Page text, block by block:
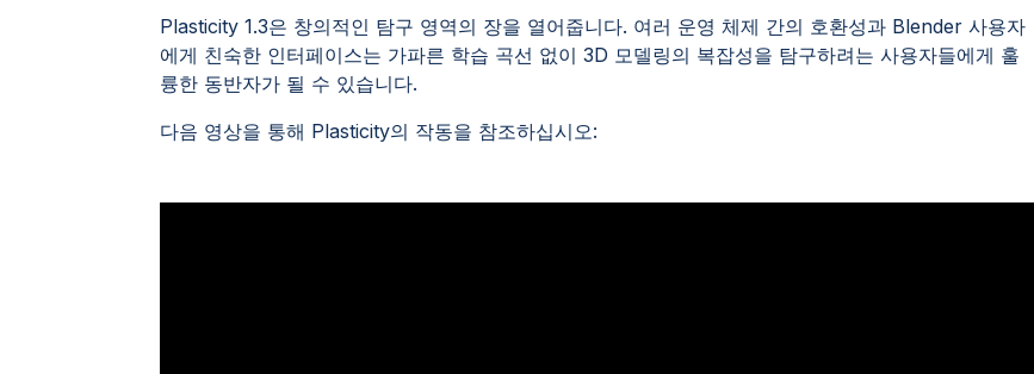
Plasticity 1.3은 창의적인 탐구 영역의 장을 열어줍니다. 여러 운영 체제 간의 호환성과 Blender 사용자
에게 친숙한 인터페이스는 가파른 학습 곡선 없이 3D 모델링의 복잡성을 탐구하려는 사용자들에게 훌
륭한 동반자가 될 수 있습니다.
다음 영상을 통해 Plasticity의 작동을 참조하십시오: